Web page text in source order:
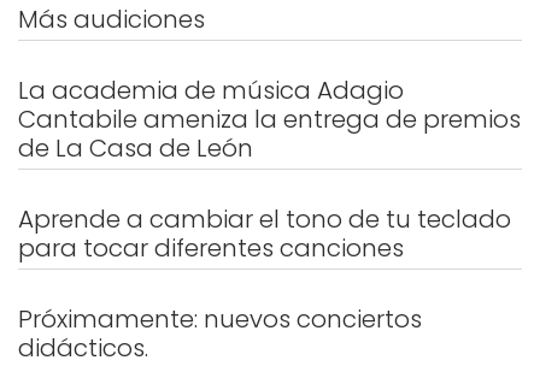
Más audiciones
La academia de música Adagio
Cantabile ameniza la entrega de premios
de La Casa de León
Aprende a cambiar el tono de tu teclado
para tocar diferentes canciones
Próximamente: nuevos conciertos
didácticos.